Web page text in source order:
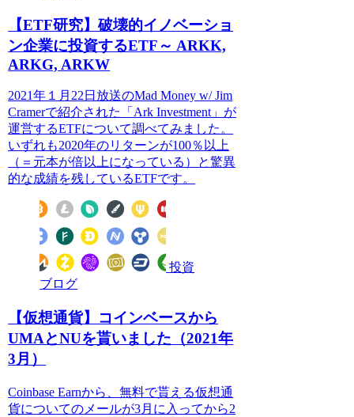
【ETF研究】破壊的イノベーショ
ン企業に投資するETF～ ARKK,
ARKG, ARKW
2021年１月22日放送のMad Money w/ Jim
Cramerで紹介された「Ark Investment」が
運営するETFについて調べてみました。
いずれも2020年のリターンが100％以上
（＝元本が倍以上になっている）と驚異
的な成績を残しているETFです。
投資
ブログ
【仮想通貨】コインベースから
UMAとNUを貰いました（2021年
3月）
Coinbase Earnから、無料で貰える仮想通
貨についてのメールが3月に入ってから2